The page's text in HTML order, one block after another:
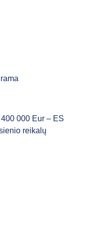
000 Eur – ES
reikalų